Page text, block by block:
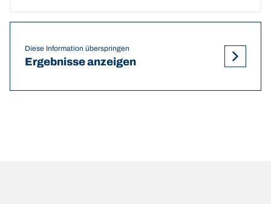
Diese Information überspringen
Ergebnisse anzeigen